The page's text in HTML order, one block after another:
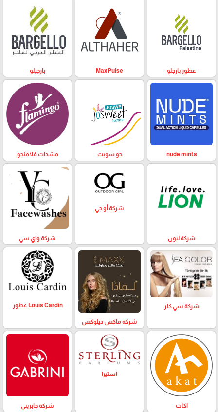
عطور بارجلو MaxPulse بارجيلو
nude mints جو سويت مشدات فلامنجو
شركة ليون
شركة أو جي
شركة واي سي
شركة سي كلر
شركة ماكس ديلوكس
Louis Cardin عطور
اكات
استيرا
شركة جابريني